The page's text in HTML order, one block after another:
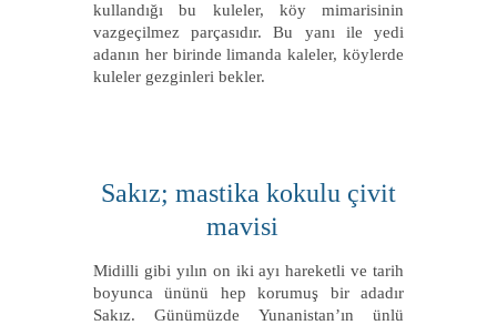
kullandığı bu kuleler, köy mimarisinin
vazgeçilmez parçasıdır. Bu yanı ile yedi
adanın her birinde limanda kaleler, köylerde
kuleler gezginleri bekler.
Sakız; mastika kokulu çivit
mavisi
Midilli gibi yılın on iki ayı hareketli ve tarih
boyunca ününü hep korumuş bir adadır
Sakız. Günümüzde Yunanistan’ın ünlü